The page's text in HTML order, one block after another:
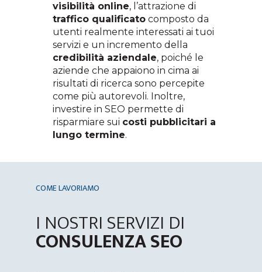
visibilità online, l’attrazione di
traffico qualificato composto da
utenti realmente interessati ai tuoi
servizi e un incremento della
credibilità aziendale, poiché le
aziende che appaiono in cima ai
risultati di ricerca sono percepite
come più autorevoli. Inoltre,
investire in SEO permette di
risparmiare sui costi pubblicitari a
lungo termine.
COME LAVORIAMO
I NOSTRI SERVIZI DI
CONSULENZA SEO